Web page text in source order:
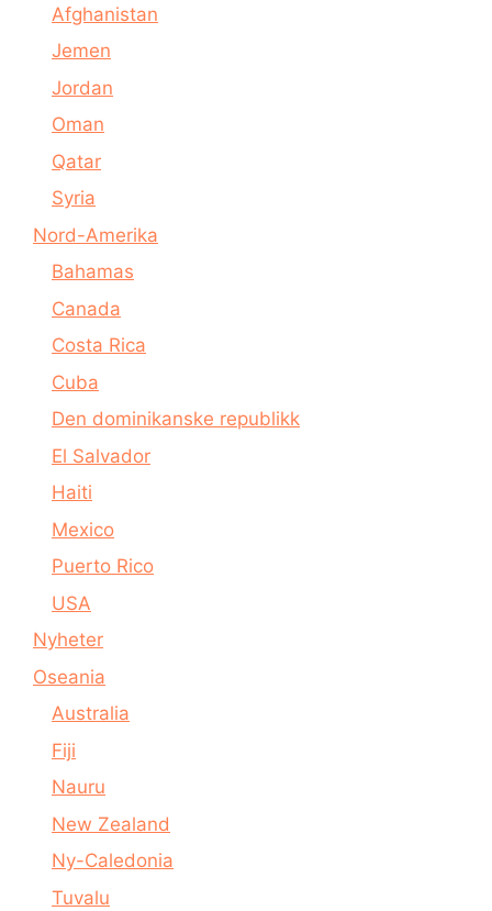
Afghanistan
Jemen
Jordan
Oman
Qatar
Syria
Nord-Amerika
Bahamas
Canada
Costa Rica
Cuba
Den dominikanske republikk
El Salvador
Haiti
Mexico
Puerto Rico
USA
Nyheter
Oseania
Australia
Fiji
Nauru
New Zealand
Ny-Caledonia
Tuvalu